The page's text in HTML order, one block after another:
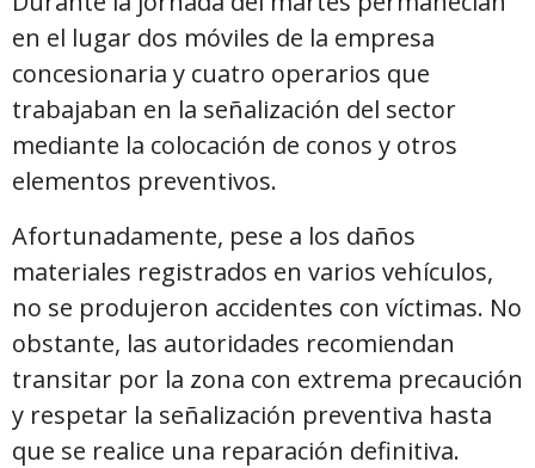
en el lugar dos móviles de la empresa
concesionaria y cuatro operarios que
trabajaban en la señalización del sector
mediante la colocación de conos y otros
elementos preventivos.
Afortunadamente, pese a los daños
materiales registrados en varios vehículos,
no se produjeron accidentes con víctimas. No
obstante, las autoridades recomiendan
transitar por la zona con extrema precaución
y respetar la señalización preventiva hasta
que se realice una reparación definitiva.